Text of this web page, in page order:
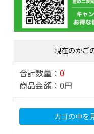
現在のかご
合計数量： 0
商品金額： 0円
カゴの中を